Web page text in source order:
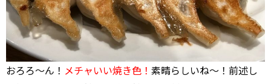
おろろ～ん！ メチャいい焼き色！ 素晴らしいね～！前述し